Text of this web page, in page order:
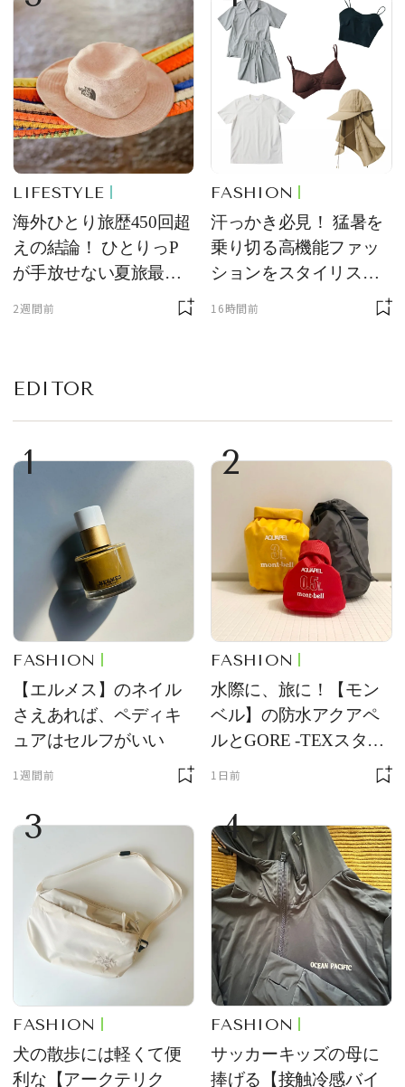
け！ 良品ハンター】
LIFESTYLE
海外ひとり旅歴450回超
えの結論！ ひとりっP
が手放せない夏旅最強
2週間前
FASHION
汗っかき必見！ 猛暑を
乗り切る高機能ファッ
ションをスタイリスト
16時間前
EDITOR
1
FASHION
【エルメス】のネイル
さえあれば、ペディキ
ュアはセルフがいい
1週間前
2
FASHION
水際に、旅に！【モン
ベル】の防水アクアペ
ルとGORE -TEXスタッ
フバッグが優秀すぎる
1日前
3
FASHION
犬の散歩には軽くて便
利な【アークテリク
4
FASHION
サッカーキッズの母に
捧げる【接触冷感バイ